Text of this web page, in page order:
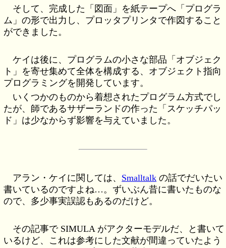
そして、完成した「図面」を紙テープへ「プログラ
ム」の形で出力し、プロッタプリンタで作図すること
ができました。
ケイは後に、プログラムの小さな部品「オブジェク
ト」を寄せ集めて全体を構成する、オブジェクト指向
プログラミングを開発しています。
いくつかのものから着想されたプログラム方式でし
たが、師であるサザーランドの作った「スケッチパッ
ド」は少なからず影響を与えていました。
アラン・ケイに関しては、 Smalltalk の話でだいたい
書いているのですよね…。ずいぶん昔に書いたものな
ので、多少事実誤認もあるのだけど。
その記事で SIMULA がアクターモデルだ、と書いて
いるけど、これは参考にした文献が間違っていたよう